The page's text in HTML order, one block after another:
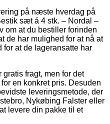
på næste hverdag på
sæt á 4 stk. – Nordal –
om at du bestiller forinden
de har mulighed for at nå at
for at de lageransatte har
gratis fragt, men for det
en konkret pris. Desuden
leveringsmetode, der
Nykøbing Falster eller
levere din pakke til et